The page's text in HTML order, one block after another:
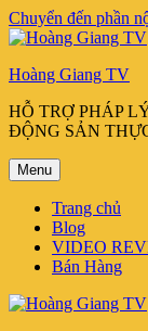
Chuyển đến phần
Hoàng Giang TV
HỖ TRỢ PHÁP
ĐỘNG SẢN
Menu
Trang chủ
Blog
VIDEO
Bán Hàng